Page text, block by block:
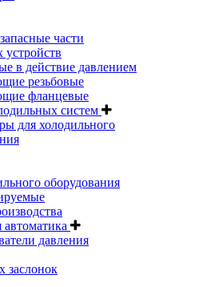
части
устройств
в действие давлением
резьбовые
фланцевые
систем
для холодильного
оборудования
давления
заслонок